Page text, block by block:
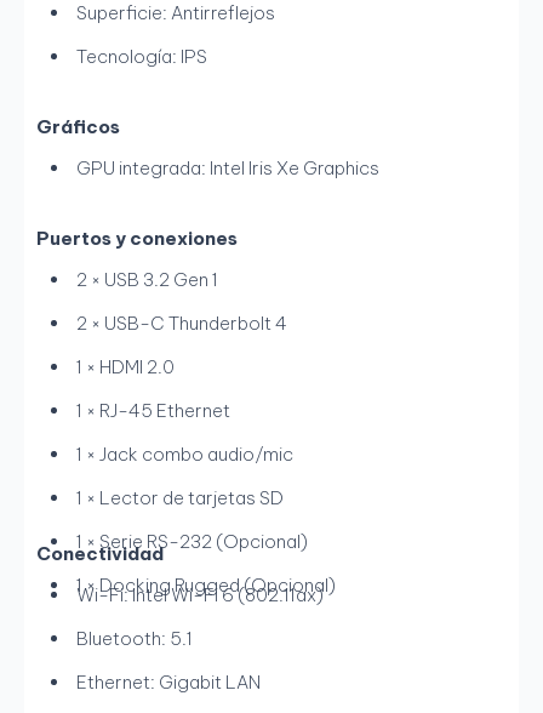
Superficie: Antirreflejos
Tecnología: IPS
Gráficos
GPU integrada: Intel Iris Xe Graphics
Puertos y conexiones
2 × USB 3.2 Gen 1
2 × USB-C Thunderbolt 4
1 × HDMI 2.0
1 × RJ-45 Ethernet
1 × Jack combo audio/mic
1 × Lector de tarjetas SD
1 × Serie RS-232 (Opcional)
1 × Docking Rugged (Opcional)
Conectividad
Wi-Fi: Intel Wi-Fi 6 (802.11ax)
Bluetooth: 5.1
Ethernet: Gigabit LAN